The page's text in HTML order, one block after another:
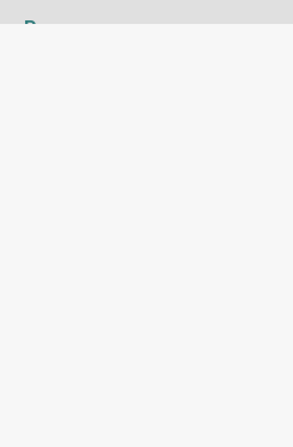
Редакция адресы